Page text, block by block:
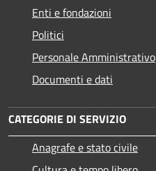
Enti e fondazioni
Politici
Personale Amministrativo
Documenti e dati
CATEGORIE DI SERVIZIO
Anagrafe e stato civile